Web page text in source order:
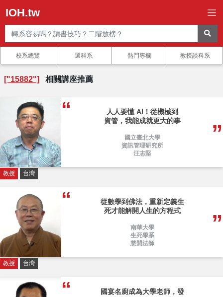
IOH.tw
校系總覽 選科系 熱門專欄 教授談科系
["15882"] 相關講座推薦
人人要懂 AI！從機械到
資管，我能成就更大的事
國立臺北大學
資訊管理研究所
汪志堅
教授 台灣
從數學到佛法，重新定義生
死才能解開人生的方程式
南華大學
生死學系
慧開法師
教授 台灣
國宴名廚成為大學老師，發